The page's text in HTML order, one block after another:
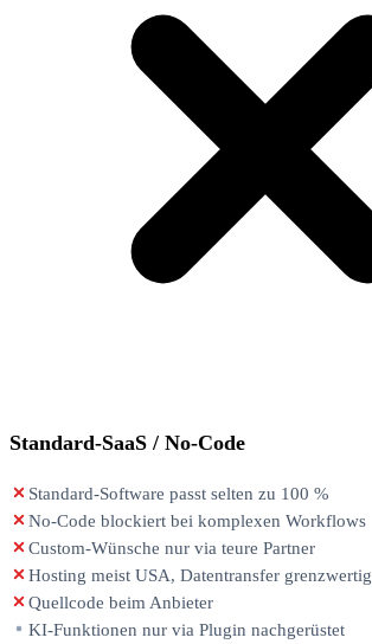
Standard-SaaS / No-Code
Standard-Software passt selten zu 100 %
No-Code blockiert bei komplexen Workflows
Custom-Wünsche nur via teure Partner
Hosting meist USA, Datentransfer grenzwertig
Quellcode beim Anbieter
KI-Funktionen nur via Plugin nachgerüstet